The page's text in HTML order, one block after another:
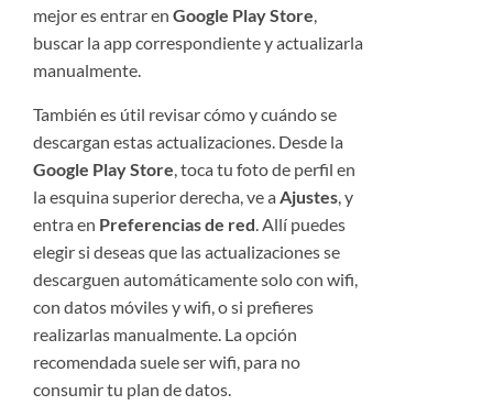
mejor es entrar en Google Play Store,
buscar la app correspondiente y actualizarla
manualmente.
También es útil revisar cómo y cuándo se
descargan estas actualizaciones. Desde la
Google Play Store , toca tu foto de perfil en
la esquina superior derecha, ve a Ajustes , y
entra en Preferencias de red . Allí puedes
elegir si deseas que las actualizaciones se
descarguen automáticamente solo con wifi,
con datos móviles y wifi, o si prefieres
realizarlas manualmente. La opción
recomendada suele ser wifi, para no
consumir tu plan de datos.